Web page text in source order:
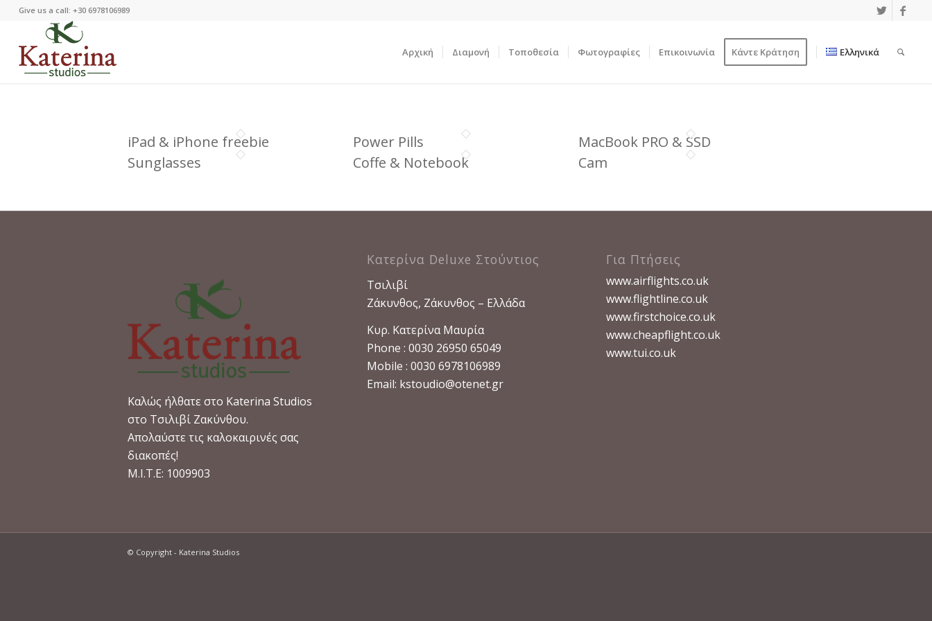
Give us a call: +30 6978106989
Αρχική Διαμονή Τοποθεσία Φωτογραφίες Επικοινωνία Κάντε Κράτηση Ελληνικά
iPad & iPhone freebie Power Pills
MacBook PRO & SSD
Sunglasses
Coffe & Notebook Cam
Καλώς ήλθατε στο Katerina Studios
στο Τσιλιβί Ζακύνθου.
Απολαύστε τις καλοκαιρινές σας
διακοπές!
M.I.T.E: 1009903
Κατερίνα Deluxe Στούντιος
Τσιλιβί
Ζάκυνθος, Ζάκυνθος – Ελλάδα
Κυρ. Κατερίνα Μαυρία
Phone : 0030 26950 65049
Mobile : 0030 6978106989
Email: kstoudio@otenet.gr
Για Πτήσεις
www.airflights.co.uk
www.flightline.co.uk
www.firstchoice.co.uk
www.cheapflight.co.uk
www.tui.co.uk
© Copyright - Katerina Studios